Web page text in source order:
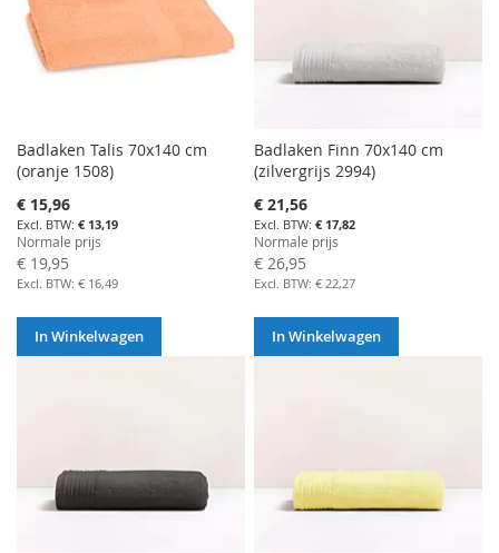
Badlaken Talis 70x140 cm
(oranje 1508)
Aanbiedingsprijs
€ 15,96
€ 13,19
Normale prijs
€ 19,95
€ 16,49
In Winkelwagen
Badlaken Finn 70x140 cm
(zilvergrijs 2994)
Aanbiedingsprijs
€ 21,56
€ 17,82
Normale prijs
€ 26,95
€ 22,27
In Winkelwagen